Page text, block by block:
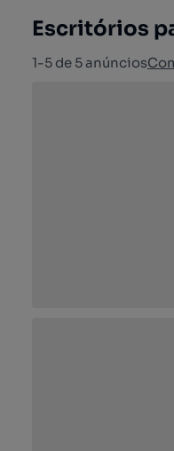
Escritórios
1-5 de 5 anúncios